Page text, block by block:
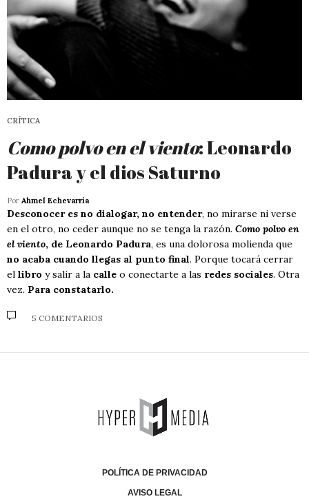
CRÍTICA
Como polvo en el viento: Leonardo
Padura y el dios Saturno
Por Ahmel Echevarría
Desconocer es no dialogar, no entender, no mirarse ni verse
en el otro, no ceder aunque no se tenga la razón. Como polvo en
el viento, de Leonardo Padura, es una dolorosa molienda que
no acaba cuando llegas al punto final. Porque tocará cerrar
el libro y salir a la calle o conectarte a las redes sociales. Otra
vez. Para constatarlo.
5 COMENTARIOS
POLÍTICA DE PRIVACIDAD
AVISO LEGAL